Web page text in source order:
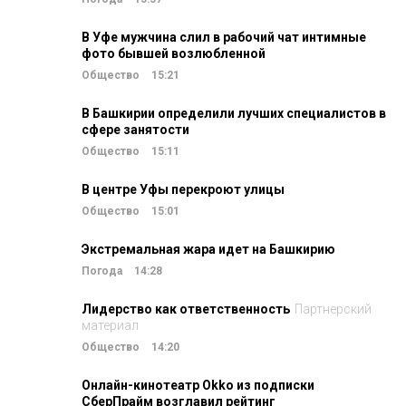
В Уфе мужчина слил в рабочий чат интимные
фото бывшей возлюбленной
Общество 15:21
В Башкирии определили лучших специалистов в
сфере занятости
Общество 15:11
В центре Уфы перекроют улицы
Общество 15:01
Экстремальная жара идет на Башкирию
Погода 14:28
Лидерство как ответственность Партнерский
материал
Общество 14:20
Онлайн-кинотеатр Okko из подписки
СберПрайм возглавил рейтинг